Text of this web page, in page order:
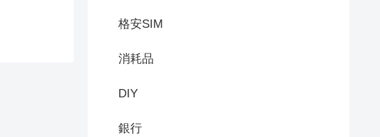
格安SIM
消耗品
DIY
銀行